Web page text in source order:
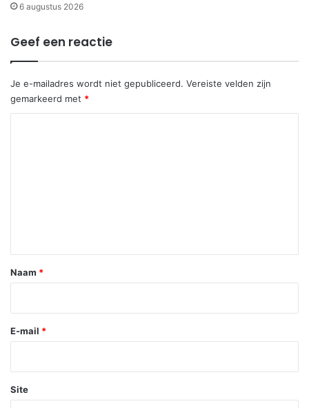
6 augustus 2026
Geef een reactie
Je e-mailadres wordt niet gepubliceerd. Vereiste velden zijn
gemarkeerd met *
*
Naam *
E-mail *
Site